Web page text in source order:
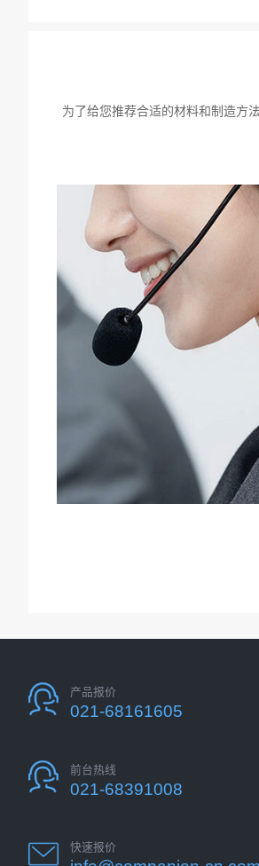
为了给您推荐合适的材料和制造方
产品报价
021-68161605
前台热线
021-68391008
快速报价